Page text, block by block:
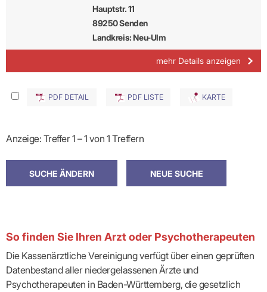
Hauptstr. 11
89250 Senden
Landkreis: Neu-Ulm
mehr Details anzeigen
PDF DETAIL PDF LISTE KARTE
Anzeige: Treffer 1 – 1 von 1 Treffern
So finden Sie Ihren Arzt oder Psychotherapeuten
Die Kassenärztliche Vereinigung verfügt über einen geprüften
Datenbestand aller niedergelassenen Ärzte und
Psychotherapeuten in Baden-Württemberg, die gesetzlich